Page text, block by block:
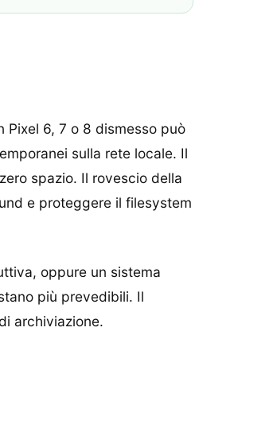
Pixel 6, 7 o 8 dismesso può
sulla rete locale. Il
spazio. Il rovescio della
e proteggere il filesystem
oppure un sistema
più prevedibili. Il
archiviazione.